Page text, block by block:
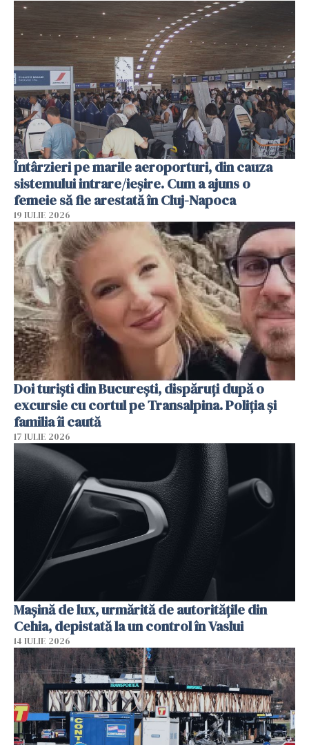
Întârzieri pe marile aeroporturi, din cauza
sistemului intrare/ieșire. Cum a ajuns o
femeie să fie arestată în Cluj-Napoca
19 IULIE 2026
Doi turiști din București, dispăruți după o
excursie cu cortul pe Transalpina. Poliția și
familia îi caută
17 IULIE 2026
Mașină de lux, urmărită de autoritățile din
Cehia, depistată la un control în Vaslui
14 IULIE 2026